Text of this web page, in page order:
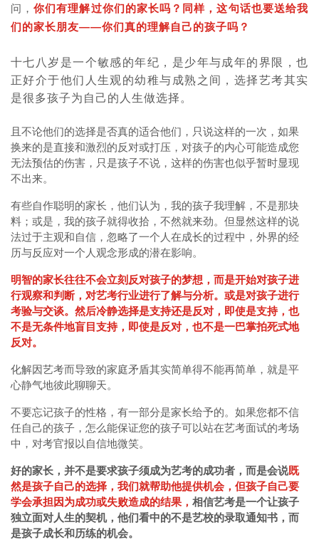
问，你们有理解过你们的家长吗？同样，这句话也要送给我
们的家长朋友——你们真的理解自己的孩子吗？
十七八岁是一个敏感的年纪，是少年与成年的界限，也
正好介于他们人生观的幼稚与成熟之间，选择艺考其实
是很多孩子为自己的人生做选择。
且不论他们的选择是否真的适合他们，只说这样的一次，如果
换来的是直接和激烈的反对或打压，对孩子的内心可能造成您
无法预估的伤害，只是孩子不说，这样的伤害也似乎暂时显现
不出来。
有些自作聪明的家长，他们认为，我的孩子我理解，不是那块
料；或是，我的孩子就得收拾，不然就来劲。但显然这样的说
法过于主观和自信，忽略了一个人在成长的过程中，外界的经
历与反应对一个人观念形成的潜在影响。
明智的家长往往不会立刻反对孩子的梦想，而是开始对孩子进
行观察和判断，对艺考行业进行了解与分析。或是对孩子进行
考验与交谈。然后冷静选择是支持还是反对，即使是支持，也
不是无条件地盲目支持，即使是反对，也不是一巴掌拍死式地
反对。
化解因艺考而导致的家庭矛盾其实简单得不能再简单，就是平
心静气地彼此聊聊天。
不要忘记孩子的性格，有一部分是家长给予的。如果您都不信
任自己的孩子，怎么能保证您的孩子可以站在艺考面试的考场
中，对考官报以自信地微笑。
好的家长，并不是要求孩子须成为艺考的成功者，而是会说既
然是孩子自己的选择，我们就帮助他提供机会，但孩子自己要
学会承担因为成功或失败造成的结果， 相信艺考是一个让孩子
独立面对人生的契机，他们看中的不是艺校的录取通知书，而
是孩子成长和历练的机会。